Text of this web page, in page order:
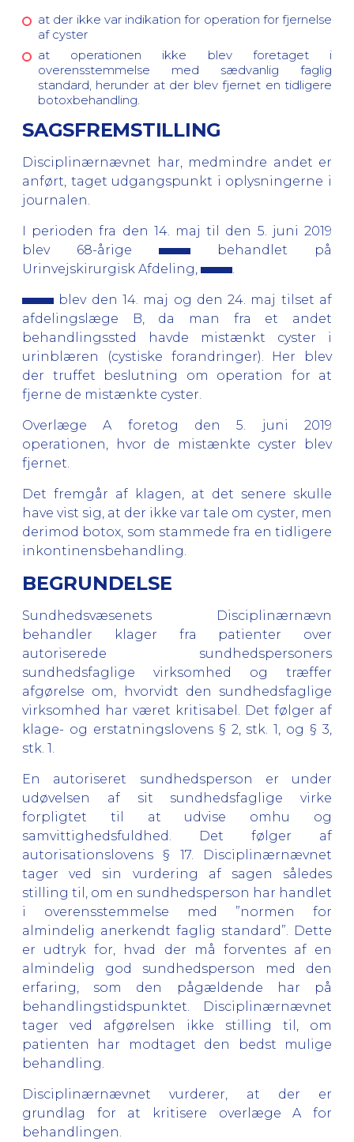
at der ikke var indikation for operation for fjernelse
af cyster
at operationen ikke blev foretaget i
overensstemmelse med sædvanlig faglig
standard, herunder at der blev fjernet en tidligere
botoxbehandling.
SAGSFREMSTILLING
Disciplinærnævnet har, medmindre andet er
anført, taget udgangspunkt i oplysningerne i
journalen.
I perioden fra den 14. maj til den 5. juni 2019
blev 68-årige
behandlet på
Urinvejskirurgisk Afdeling,
.
blev den 14. maj og den 24. maj tilset af
afdelingslæge B, da man fra et andet
behandlingssted havde mistænkt cyster i
urinblæren (cystiske forandringer). Her blev
der truffet beslutning om operation for at
fjerne de mistænkte cyster.
Overlæge A foretog den 5. juni 2019
operationen, hvor de mistænkte cyster blev
fjernet.
Det fremgår af klagen, at det senere skulle
have vist sig, at der ikke var tale om cyster, men
derimod botox, som stammede fra en tidligere
inkontinensbehandling.
BEGRUNDELSE
Sundhedsvæsenets Disciplinærnævn
behandler klager fra patienter over
autoriserede sundhedspersoners
sundhedsfaglige virksomhed og træffer
afgørelse om, hvorvidt den sundhedsfaglige
virksomhed har været kritisabel. Det følger af
klage- og erstatningslovens § 2, stk. 1, og § 3,
stk. 1.
En autoriseret sundhedsperson er under
udøvelsen af sit sundhedsfaglige virke
forpligtet til at udvise omhu og
samvittighedsfuldhed. Det følger af
autorisationslovens § 17. Disciplinærnævnet
tager ved sin vurdering af sagen således
stilling til, om en sundhedsperson har handlet
i overensstemmelse med ”normen for
almindelig anerkendt faglig standard”. Dette
er udtryk for, hvad der må forventes af en
almindelig god sundhedsperson med den
erfaring, som den pågældende har på
behandlingstidspunktet. Disciplinærnævnet
tager ved afgørelsen ikke stilling til, om
patienten har modtaget den bedst mulige
behandling.
Disciplinærnævnet vurderer, at der er
grundlag for at kritisere overlæge A for
behandlingen.